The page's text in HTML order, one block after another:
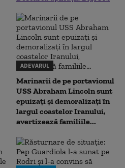
ADEVARUL
Marinarii de pe portavionul
USS Abraham Lincoln sunt
epuizați și demoralizați în
largul coastelor Iranului,
avertizează familiile...